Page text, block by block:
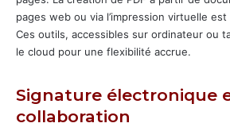
pages web ou via l’impression virtuelle
Ces outils, accessibles sur ordinateur ou
le cloud pour une flexibilité accrue.
Signature électronique
collaboration